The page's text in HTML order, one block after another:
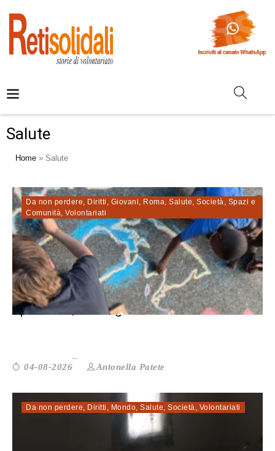
Salute
Home » Salute
Da non perdere, Diritti , Giovani, Roma, Salute, Società, Spazi e
Comunità, Volontariati
Spin Time, sesto giorno in strada. Il...
04-08-2026 Antonella Patete
Da non perdere, Diritti , Mondo, Salute, Società, Volontariati